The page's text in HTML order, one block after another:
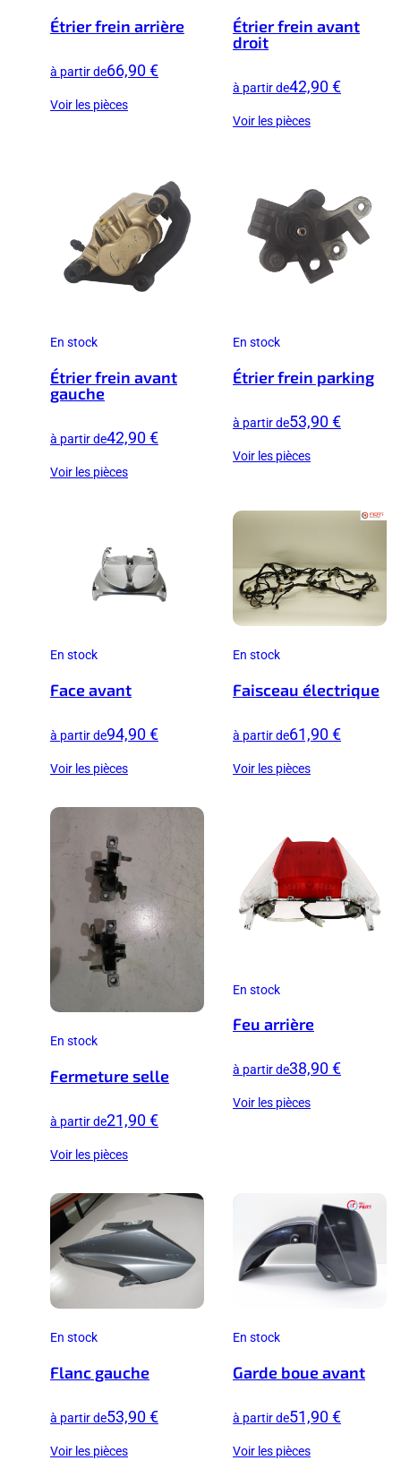
Étrier frein arrière
à partir de66,90 €
Voir les pièces
Étrier frein avant
droit
à partir de42,90 €
Voir les pièces
En stock
Étrier frein avant
gauche
à partir de42,90 €
Voir les pièces
En stock
Étrier frein parking
à partir de53,90 €
Voir les pièces
En stock
Face avant
à partir de94,90 €
Voir les pièces
En stock
Faisceau électrique
à partir de61,90 €
Voir les pièces
En stock
Fermeture selle
à partir de21,90 €
Voir les pièces
En stock
Feu arrière
à partir de38,90 €
Voir les pièces
En stock
Flanc gauche
à partir de53,90 €
Voir les pièces
En stock
Garde boue avant
à partir de51,90 €
Voir les pièces